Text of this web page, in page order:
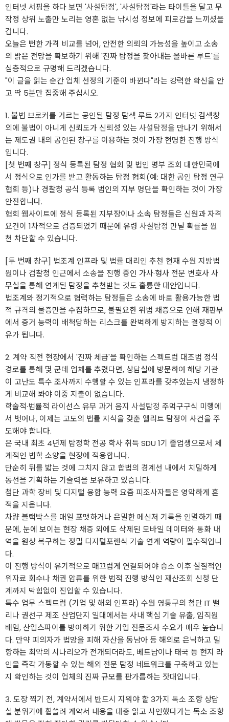
인터넷 서핑을 하다 보면 '사설탐정', '사설탐정'라는 타이틀을 달고 무
작정 상위 노출만 노리는 영혼 없는 낚시성 정보에 피로감을 느끼셨을
겁니다.
오늘은 뻔한 가격 비교를 넘어, 안전한 의뢰의 가능성을 높이고 소송
의 밝은 전망을 확보하기 위해 '진짜 탐정을 찾아내는 올바른 루트'를
심층적으로 규명해 드리겠습니다.
"이 글을 읽는 순간 업체 선정의 기준이 바뀐다"라는 강력한 확신을 안
고 딱 5분만 집중해 주십시오.
1. 불법 브로커를 거르는 공인된 탐정 탐색 루트 2가지 인터넷 검색창
외에 불법이 아니게 신뢰도가 신뢰성 있는 사설탐정을 만나기 위해서
는 제도권 내의 공인된 창구를 이용하는 것이 가장 현명한 진행 방식
입니다.
[첫 번째 창구] 정식 등록된 탐정 협회 및 법인 명부 조회 대한민국에
서 정식으로 인가를 받고 활동하는 탐정 협회(예: 대한 공인 탐정 연구
협회 등)나 경찰청 공식 등록 법인의 지부 명단을 확인하는 것이 가장
안전합니다.
협회 웹사이트에 정식 등록된 지부장이나 소속 탐정들은 신원과 자격
요건이 1차적으로 검증되었기 때문에 유령 사설탐정 만날 확률을 원
천 차단할 수 있습니다.
[두 번째 창구] 법조계 인프라 및 법률 대리인 추천 현재 수원 지방법
원이나 검찰청 인근에서 소송을 진행 중인 가사·형사 전문 변호사 사
무실을 통해 연계된 탐정을 추천받는 것도 훌륭한 대안입니다.
법조계와 정기적으로 협력하는 탐정들은 소송에 바로 활용가능한 법
적 규격의 물증만을 수집하므로, 불필요한 위법 채증으로 인해 재판부
에서 증거 능력이 배척당하는 리스크를 완벽하게 방지하는 결정적 이
유가 됩니다.
2. 계약 직전 현장에서 '진짜 체급'을 확인하는 스펙트럼 대조법 정식
경로를 통해 몇 군데 업체를 추렸다면, 상담실에 방문하여 해당 기관
이 고난도 특수 조사까지 수행할 수 있는 인프라를 갖추었는지 냉정하
게 비교해 봐야 이중 지출이 없습니다.
학술적·법률적 라이선스 유무 과거 음지 사설탐정 주먹구구식 미행에
서 벗어나, 이제는 고도의 법률 지식을 갖춘 엘리트 탐정이 사건을 주
도해야 합니다.
은 국내 최초 4년제 탐정학 전공 학사 취득 SDU 1기 졸업생으로서 체
계적인 법학 소양을 현장에 적용합니다.
단순히 뒤를 밟는 것에 그치지 않고 합법의 경계선 내에서 치밀하게
동선을 기획하는 기술력을 보유하고 있습니다.
첨단 과학 장비 및 디지털 융합 능력 요즘 피조사자들은 영악하게 흔
적을 지웁니다.
차량 블랙박스를 매일 포맷하거나 은밀한 메신저 기록을 인멸하기 때
문에, 눈에 보이는 현장 채증 외에도 삭제된 모바일 데이터와 통화 내
역을 원상 복구하는 정밀 디지털포렌식 기술 연계 역량이 필수적입니
다.
이 진행 방식이 유기적으로 매끄럽게 연결되어야 승소 이후 실질적인
위자료 회수나 채권 압류를 위한 법적 진행 방식인 재산조회 신청 단
계까지 막힘없이 진입할 수 있습니다.
특수 업무 스펙트럼 (기업 및 해외 인프라) 수원 영통구의 첨단 IT 밸
리나 권선구 제조 산업단지 일대에서는 사내 핵심 기술 유출, 임직원
배임, 산업스파이를 방어하기 위한 기업 전문조사 수요가 매우 높습니
다. 만약 피의자가 법망을 피해 자산을 동남아 등 해외로 은닉하고 밀
항하는 최악의 시나리오가 전개되더라도, 베트남이나 태국 등 현지 라
인을 즉각 가동할 수 있는 해외 전문 탐정 네트워크를 구축하고 있는
지 확인하는 것이 업체의 진짜 규모를 판가름하는 잣대입니다.
3. 도장 찍기 전, 계약서에서 반드시 지워야 할 3가지 독소 조항 상담
실 분위기에 휩쓸려 계약서 내용을 대충 읽고 사인했다가는 독소 조항